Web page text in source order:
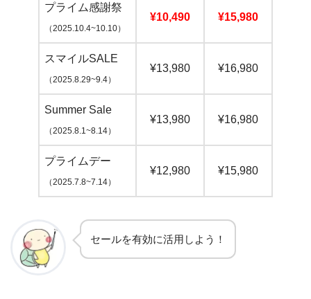
プライム感謝祭
（2025.10.4~10.10）
¥10,490 ¥15,980
スマイルSALE
（2025.8.29~9.4）
¥13,980 ¥16,980
Summer Sale
（2025.8.1~8.14）
¥13,980 ¥16,980
プライムデー
（2025.7.8~7.14）
¥12,980 ¥15,980
セールを有効に活用しよう！